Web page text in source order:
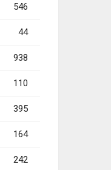
546
44
938
110
395
164
242